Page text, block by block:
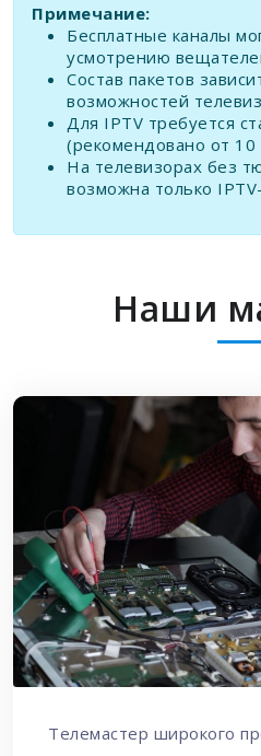
Примечание:
Бесплатные каналы
усмотрению
Состав пакетов
возможностей
Для IPTV требуется
(рекомендовано от
На телевизорах без
возможна только
Наши
Телемастер широкого